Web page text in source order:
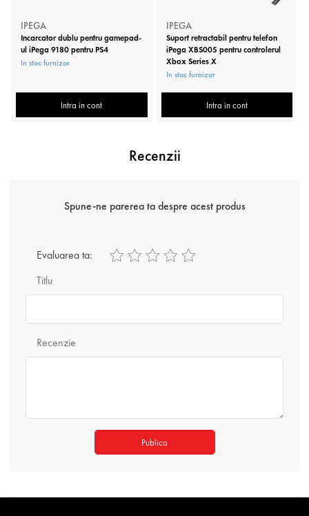
IPEGA
Incarcator dublu pentru gamepad-
ul iPega 9180 pentru PS4
In stoc furnizor
Intra in cont
IPEGA
Suport retractabil pentru telefon
iPega XBS005 pentru controlerul
Xbox Series X
In stoc furnizor
Intra in cont
Recenzii
Spune-ne parerea ta despre acest produs
Titlu
Evaluarea ta:
Recenzie
Publica